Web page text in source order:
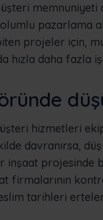
pazarlama
projeler için,
hızla daha fazla
hizmetleri
davranırsa,
inşaat
firmalarının
tarihleri